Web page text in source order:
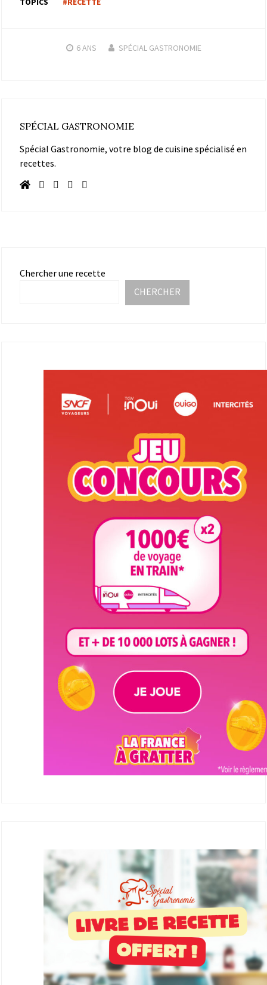
6 ANS SPÉCIAL GASTRONOMIE
SPÉCIAL GASTRONOMIE
Spécial Gastronomie, votre blog de cuisine spécialisé en
recettes.
Chercher une recette
CHERCHER